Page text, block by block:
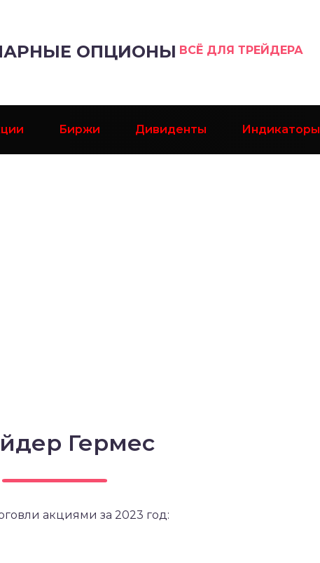
ОПЦИОНЫ ВСЁ ДЛЯ ТРЕЙДЕРА
Биржи Дивиденты Индикаторы
Гермес
акциями за 2023 год: